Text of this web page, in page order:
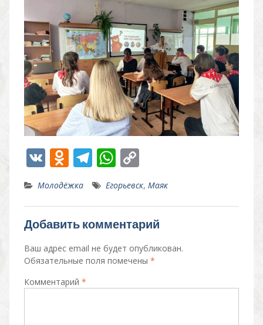
V O
n
o
kl
as
s
ni
T
el
e
gr
a
m
W
at
s
A
p
p
C
o
p
y
Li
n
k
Молодёжка Егорьевск, Маяк
Добавить комментарий
Ваш адрес email не будет опубликован.
Обязательные поля помечены *
Комментарий *